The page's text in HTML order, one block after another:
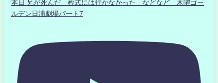
本日 兄が死んだ 葬式には行かなかった などなど 木曜ゴー
ルデン日浦劇場パート7